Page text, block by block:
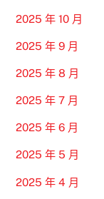
2025 年 10 月
2025 年 9 月
2025 年 8 月
2025 年 7 月
2025 年 6 月
2025 年 5 月
2025 年 4 月